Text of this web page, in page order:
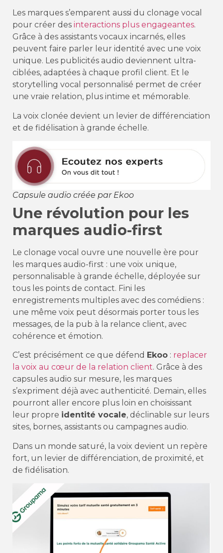
Les marques s’emparent aussi du clonage vocal
pour créer des interactions plus engageantes.
Grâce à des assistants vocaux incarnés, elles
peuvent faire parler leur identité avec une voix
unique. Les publicités audio deviennent ultra-
ciblées, adaptées à chaque profil client. Et le
storytelling vocal personnalisé permet de créer
une vraie relation, plus intime et mémorable.
La voix clonée devient un levier de différenciation
et de fidélisation à grande échelle.
Capsule audio créée par Ekoo
Une révolution pour les
marques audio-first
Le clonage vocal ouvre une nouvelle ère pour
les marques audio-first : une voix unique,
personnalisable à grande échelle, déployée sur
tous les points de contact. Fini les
enregistrements multiples avec des comédiens :
une même voix peut désormais porter tous les
messages, de la pub à la relance client, avec
cohérence et émotion.
C’est précisément ce que défend Ekoo : replacer
la voix au cœur de la relation client. Grâce à des
capsules audio sur mesure, les marques
s’expriment déjà avec authenticité. Demain, elles
pourront aller encore plus loin en choisissant
leur propre identité vocale, déclinable sur leurs
sites, bornes, assistants ou campagnes audio.
Dans un monde saturé, la voix devient un repère
fort, un levier de différenciation, de proximité, et
de fidélisation.